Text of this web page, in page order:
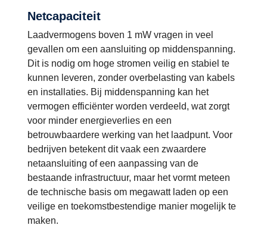
Netcapaciteit
Laadvermogens boven 1 mW vragen in veel
gevallen om een aansluiting op middenspanning.
Dit is nodig om hoge stromen veilig en stabiel te
kunnen leveren, zonder overbelasting van kabels
en installaties. Bij middenspanning kan het
vermogen efficiënter worden verdeeld, wat zorgt
voor minder energieverlies en een
betrouwbaardere werking van het laadpunt. Voor
bedrijven betekent dit vaak een zwaardere
netaansluiting of een aanpassing van de
bestaande infrastructuur, maar het vormt meteen
de technische basis om megawatt laden op een
veilige en toekomstbestendige manier mogelijk te
maken.